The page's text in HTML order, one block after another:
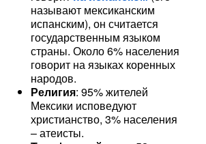
называют мексиканским
испанским), он считается
государственным языком
страны. Около 6% населения
говорит на языках коренных
народов.
Религия: 95% жителей
Мексики исповедуют
христианство, 3% населения
– атеисты.